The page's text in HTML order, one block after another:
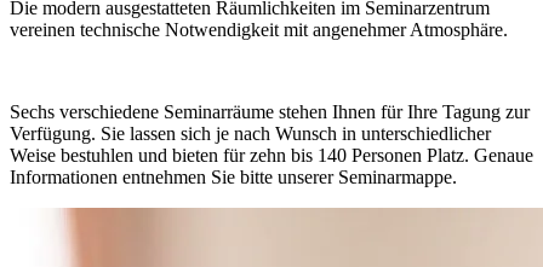
Die modern ausgestatteten Räumlichkeiten im Seminarzentrum
vereinen technische Notwendigkeit mit angenehmer Atmosphäre.
Sechs verschiedene Seminarräume stehen Ihnen für Ihre Tagung zur
Verfügung. Sie lassen sich je nach Wunsch in unterschiedlicher
Weise bestuhlen und bieten für zehn bis 140 Personen Platz. Genaue
Informationen entnehmen Sie bitte unserer Seminarmappe.